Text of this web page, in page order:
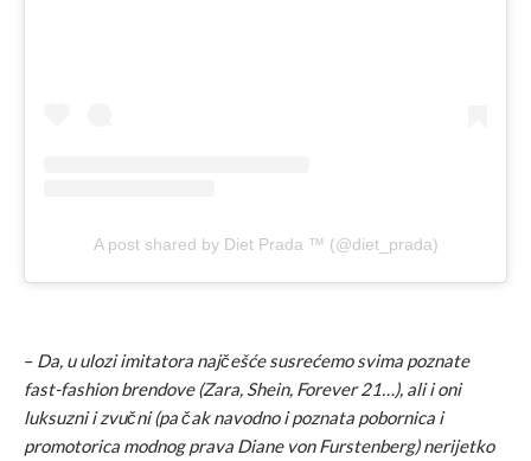
A post shared by Diet Prada ™ (@diet_prada)
– Da, u ulozi imitatora najčešće susrećemo svima poznate
fast-fashion brendove (Zara, Shein, Forever 21…), ali i oni
luksuzni i zvučni (pa čak navodno i poznata pobornica i
promotorica modnog prava Diane von Furstenberg) nerijetko